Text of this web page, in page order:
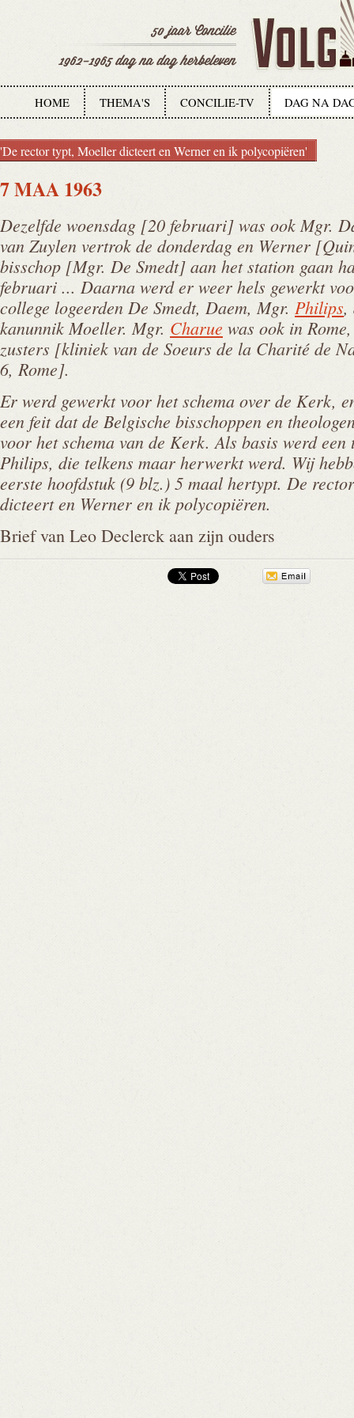
HOME THEMA'S CONCILIE-TV DAG NA
'De rector typt, Moeller dicteert en Werner en ik polycopiëren'
7 MAA 1963
Dezelfde woensdag [20 februari] was ook Mgr.
van Zuylen vertrok de donderdag en Werner
bisschop [Mgr. De Smedt] aan het station gaan
februari ... Daarna werd er weer hels gewerkt
college logeerden De Smedt, Daem, Mgr. Philips,
kanunnik Moeller. Mgr. Charue was ook in
zusters [kliniek van de Soeurs de la Charité de
6, Rome].
Er werd gewerkt voor het schema over de Kerk,
een feit dat de Belgische bisschoppen en
voor het schema van de Kerk. Als basis werd een
Philips, die telkens maar herwerkt werd. Wij
eerste hoofdstuk (9 blz.) 5 maal hertypt. De
dicteert en Werner en ik polycopiëren.
Brief van Leo Declerck aan zijn ouders